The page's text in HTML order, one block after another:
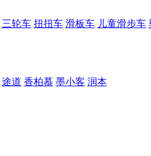
三轮车 扭扭车 滑板车 儿童滑步车
途道 香柏慕 墨小客 润本